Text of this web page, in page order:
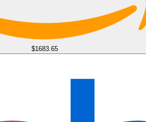
$1683.65